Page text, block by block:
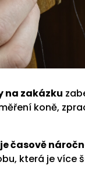
na zakázku
koně,
časově
která je více